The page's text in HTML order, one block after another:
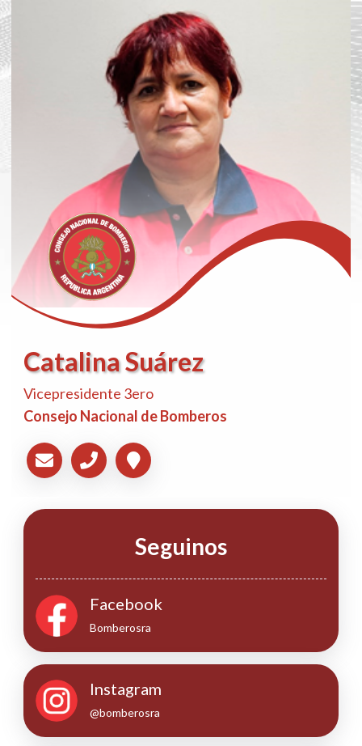
Catalina Suárez
Vicepresidente 3ero
Consejo Nacional de Bomberos
Seguinos
Facebook
Bomberosra
Instagram
@bomberosra